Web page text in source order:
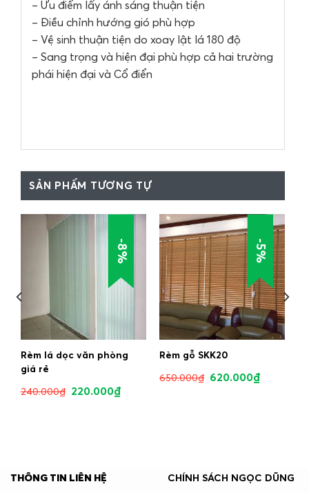
– Ưu điểm lấy ánh sáng thuận tiện
– Điều chỉnh hướng gió phù hợp
– Vệ sinh thuận tiện do xoay lật lá 180 độ
– Sang trọng và hiện đại phù hợp cả hai trường
phái hiện đại và Cổ điển
SẢN PHẨM TƯƠNG TỰ
-8%
Rèm lá dọc văn phòng
giá rẻ
240.000₫ 220.000₫
-5%
Rèm gỗ SKK20
650.000₫ 620.000₫
THÔNG TIN LIÊN HỆ CHÍNH SÁCH NGỌC DŨNG